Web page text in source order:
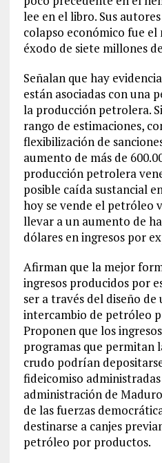
lee en el libro. Sus
colapso económico fue
éxodo de siete millones
Señalan que hay
están asociadas con una
la producción petrolera.
rango de estimaciones,
flexibilización de
aumento de más de
producción petrolera
posible caída sustancial
hoy se vende el petróleo
llevar a un aumento de
dólares en ingresos por
Afirman que la mejor
ingresos producidos por
ser a través del diseño
intercambio de petróleo
Proponen que los
programas que permitan
crudo podrían
fideicomiso
administración de
de las fuerzas
destinarse a canjes
petróleo por productos.